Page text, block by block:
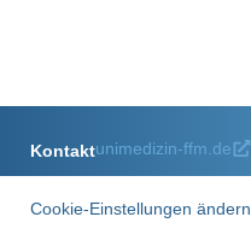
Kontaktunimedizin-ffm.de
Cookie-Einstellungen ändern